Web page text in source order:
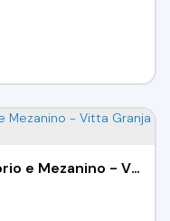
Galpão de 433m² com Escritório e Mezanino - Vitta Granja Viana - Cotia/SP